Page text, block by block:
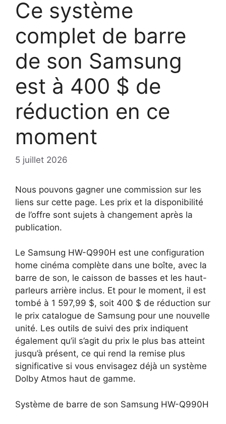
Ce système
complet de barre
de son Samsung
est à 400 $ de
réduction en ce
moment
5 juillet 2026
Nous pouvons gagner une commission sur les
liens sur cette page. Les prix et la disponibilité
de l’offre sont sujets à changement après la
publication.
Le Samsung HW-Q990H est une configuration
home cinéma complète dans une boîte, avec la
barre de son, le caisson de basses et les haut-
parleurs arrière inclus. Et pour le moment, il est
tombé à 1 597,99 $, soit 400 $ de réduction sur
le prix catalogue de Samsung pour une nouvelle
unité. Les outils de suivi des prix indiquent
également qu’il s’agit du prix le plus bas atteint
jusqu’à présent, ce qui rend la remise plus
significative si vous envisagez déjà un système
Dolby Atmos haut de gamme.
Système de barre de son Samsung HW-Q990H